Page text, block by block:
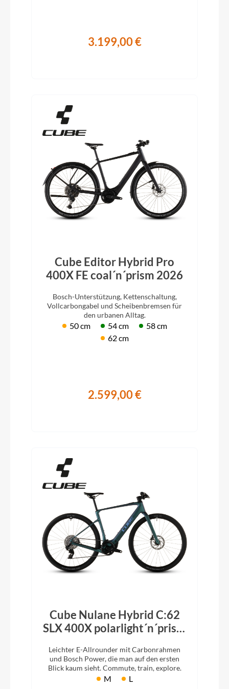
3.199,00 €
Cube Editor Hybrid Pro
400X FE coal´n´prism 2026
Bosch-Unterstützung, Kettenschaltung,
Vollcarbongabel und Scheibenbremsen für
den urbanen Alltag.
50 cm 54 cm
58 cm
62 cm
2.599,00 €
Cube Nulane Hybrid C:62
SLX 400X polarlight´n´prism
Leichter E-Allrounder mit Carbonrahmen
und Bosch Power, die man auf den ersten
Blick kaum sieht. Commute, train, explore.
M L